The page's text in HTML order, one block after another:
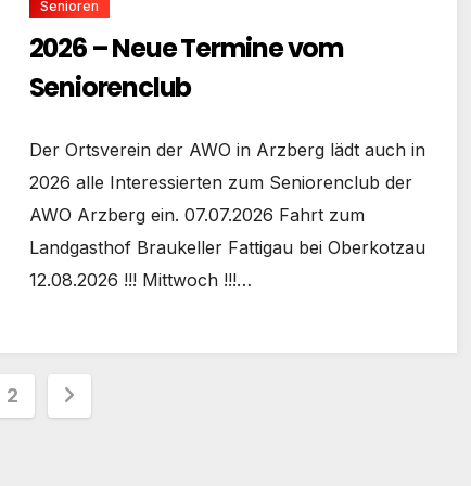
Senioren
2026 – Neue Termine vom
Seniorenclub
Der Ortsverein der AWO in Arzberg lädt auch in
2026 alle Interessierten zum Seniorenclub der
AWO Arzberg ein. 07.07.2026 Fahrt zum
Landgasthof Braukeller Fattigau bei Oberkotzau
12.08.2026 !!! Mittwoch !!!…
2